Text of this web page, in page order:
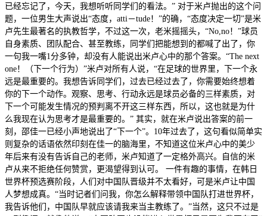
已经忘记了，今天，我想听听同学们的看法。” 对于米卢抛出的这个问
题，一位男生大声说出“态度，atti－tude！”的确，“态度决定一切”是米
卢先生最著名的执教哲学，不过这一次，老米摇摇头，“No,no！”球员
自身素质、团队配合、甚至教练，同学们把能想到的都喊了出了，你
一句我一嘴1分多钟，却没有人能说出米卢心中的那个答案。“The next
one！（下一个行为）”米卢对所有人说，“在足球的世界里，下一个永
远是最重要的。我想告诉同学们，过去已经过去了，你需要始终想着
你的下一个动作。观察、思考、行动永远是球员必备的三样素质，对
下一个可能发生情况的预判离不开这三样东西，所以，这也就是为什
么我现在认为思考才是最重要的。” 其实，就在米卢说出答案的前一
刻，邵佳一已经小声地说出了“下一个”。10年过去了，这句看似简单实
则复杂的话语依然印刻在佳一的脑海里，不知道这位米卢心中的美少
年后来有没有告诉自己的老师，米卢知道了一定格外高兴。自信的米
卢从来不拒绝任何赞赏，更渴望得到认可。 一件有趣的事情，在韩日
世界杯预选赛阶段，人们对中国队晋级并不太看好，可是米卢让中国
人梦想成真。“当时记者们问我，你怎么解释带领中国队打进世界杯，
我告诉他们，中国队早就应该请我来当主教练了。”当然，这只不过是